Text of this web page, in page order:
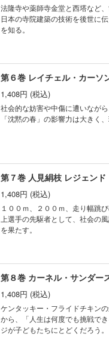
法隆寺や薬師寺金堂と西塔など
日本の寺院建築の技術を後世に
を知る。
第６巻 レイチェル・カーソ
1,408円 (税込)
社会的な妨害や中傷に遭いなが
「沈黙の春」の影響力は大きく
第７巻 人見絹枝 レジェン
1,408円 (税込)
１００ｍ、２００ｍ、走り幅跳
上選手の先駆者として、社会の
を果たす。
第８巻 カーネル・サンダー
1,408円 (税込)
ケンタッキー・フライドチキン
から、「人生は何度でも挑戦で
ジが子どもたちにとどくだろう。